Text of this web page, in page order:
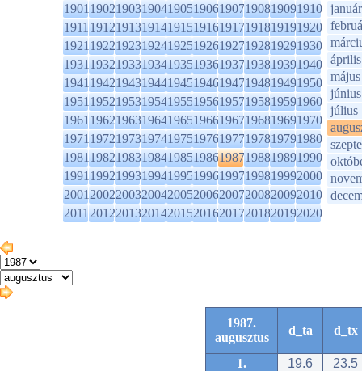
1901190219031904190519061907190819091910
1911191219131914191519161917191819191920
1921192219231924192519261927192819291930
1931193219331934193519361937193819391940
1941194219431944194519461947194819491950
1951195219531954195519561957195819591960
1961196219631964196519661967196819691970
1971197219731974197519761977197819791980
1981198219831984198519861987198819891990
1991199219931994199519961997199819992000
2001200220032004200520062007200820092010
2011201220132014201520162017201820192020
január
április
május
június
július
1987.
augusztus
d_ta d_tx
1. 19.6
23.5